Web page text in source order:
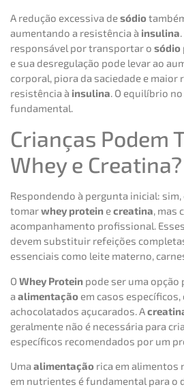
A redução excessiva desódio
aumentando a resistência à insulina
responsável por transportar o sódio
e sua desregulação pode levar ao
corporal, piora da saciedade e maior
resistência à insulina. O equilíbrio
fundamental.
Crianças Podem
Whey e
Respondendo à pergunta inicial:
tomarwhey protein ecreatina, mas
acompanhamento profissional. Esses
devem substituir refeições
essenciais como leite materno,
O Whey Protein pode ser uma
a alimentação em casos
achocolatados açucarados. A
geralmente não é necessária para
específicos recomendados por um
Uma alimentação rica em alimentos
em nutrientes é fundamental para o